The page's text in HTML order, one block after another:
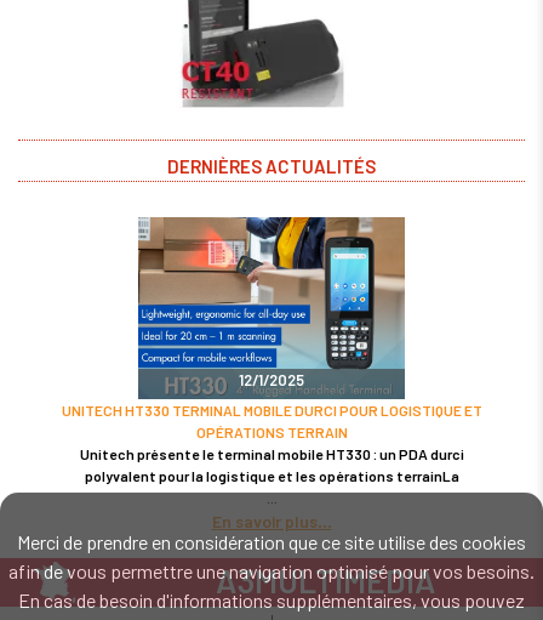
Merci de prendre en considération que ce site utilise des cookies
afin de vous permettre une navigation optimisé pour vos besoins.
En cas de besoin d'informations supplémentaires, vous pouvez
DERNIÈRES ACTUALITÉS
12/1/2025
UNITECH HT330 TERMINAL MOBILE DURCI POUR LOGISTIQUE ET
OPÉRATIONS TERRAIN
Unitech présente le terminal mobile HT330 : un PDA durci
polyvalent pour la logistique et les opérations terrainLa
En savoir plus
A3MULTIMEDIA